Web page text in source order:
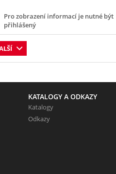
Pro zobrazení informací je nutné být
přihlášený
KATALOGY A ODKAZY
Katalogy
Odkazy